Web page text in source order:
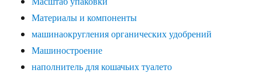
Материалы и компоненты
машинаокругления органических удобрений
Машиностроение
наполнитель для кошачьих туалето